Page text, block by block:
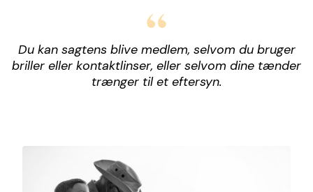
Du kan sagtens blive medlem, selvom du bruger
briller eller kontaktlinser, eller selvom dine tænder
trænger til et eftersyn.